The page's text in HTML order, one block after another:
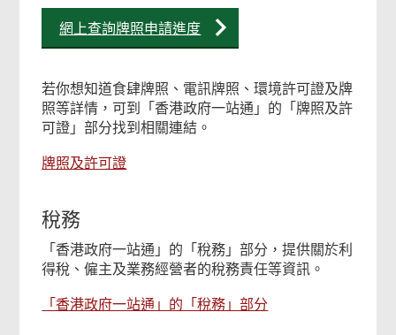
網上查詢牌照申請進度
若你想知道食肆牌照、電訊牌照、環境許可證及牌
照等詳情，可到「香港政府一站通」的「牌照及許
可證」部分找到相關連結。
牌照及許可證
稅務
「香港政府一站通」的「稅務」部分，提供關於利
得稅、僱主及業務經營者的稅務責任等資訊。
「香港政府一站通」的「稅務」部分